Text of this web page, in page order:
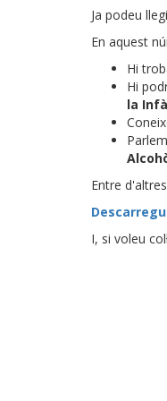
Ja podeu
En aquest
Hi
Hi
la
Entre
I, si voleu